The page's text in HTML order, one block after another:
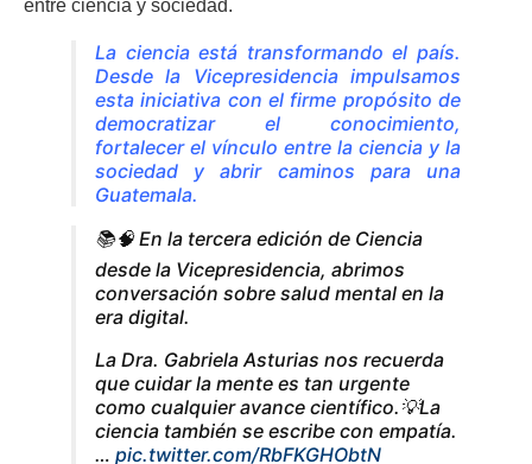
entre ciencia y sociedad.
La ciencia está transformando el país.
Desde la Vicepresidencia impulsamos
esta iniciativa con el firme propósito de
democratizar el conocimiento,
fortalecer el vínculo entre la ciencia y la
sociedad y abrir caminos para una
Guatemala.
📚🧠 En la tercera edición de Ciencia
desde la Vicepresidencia, abrimos
conversación sobre salud mental en la
era digital.
La Dra. Gabriela Asturias nos recuerda
que cuidar la mente es tan urgente
como cualquier avance científico.💡La
ciencia también se escribe con empatía.
… pic.twitter.com/RbFKGHObtN